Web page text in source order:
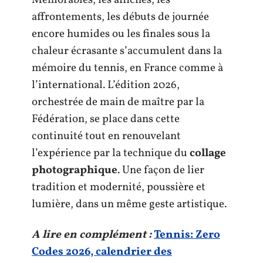
affrontements, les débuts de journée
encore humides ou les finales sous la
chaleur écrasante s’accumulent dans la
mémoire du tennis, en France comme à
l’international. L’édition 2026,
orchestrée de main de maître par la
Fédération, se place dans cette
continuité tout en renouvelant
l’expérience par la technique ducollage
photographique. Une façon de lier
tradition et modernité, poussière et
lumière, dans un même geste artistique.
A lire en complément :Tennis: Zero
Codes 2026, calendrier des